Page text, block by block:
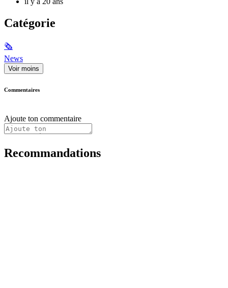
Catégorie
🗞
News
Voir moins
Commentaires
Ajoute ton commentaire
Recommandations